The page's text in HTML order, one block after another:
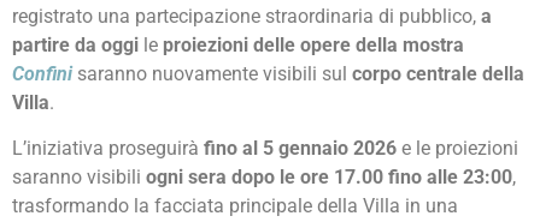
registrato una partecipazione straordinaria di pubblico, a
partire da oggi le proiezioni delle opere della mostra
Confinisaranno nuovamente visibili sul corpo centrale della
Villa.
L’iniziativa proseguirà fino al 5 gennaio 2026 e le proiezioni
saranno visibili ogni sera dopo le ore 17.00 fino alle 23:00,
trasformando la facciata principale della Villa in una